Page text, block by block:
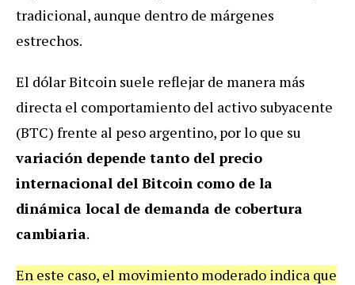
tradicional, aunque dentro de márgenes
estrechos.
El dólar Bitcoin suele reflejar de manera más
directa el comportamiento del activo subyacente
(BTC) frente al peso argentino, por lo que su
variación depende tanto del precio
internacional del Bitcoin como de la
dinámica local de demanda de cobertura
cambiaria.
En este caso, el movimiento moderado indica que